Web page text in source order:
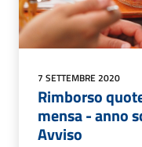
7 SETTEMBRE 2020
Rimborso
mensa - anno
Avviso